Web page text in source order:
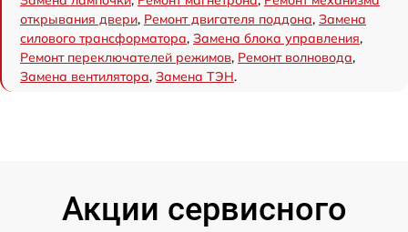
открывания двери, Ремонт двигателя поддона, Замена
силового трансформатора, Замена блока управления,
Ремонт переключателей режимов, Ремонт волновода,
Замена вентилятора, Замена ТЭН.
Акции сервисного